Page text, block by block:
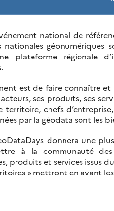
national de
nationales géonumériques
plateforme régionale
est de faire connaître
ses produits, ses
territoire, chefs
par la géodata sont les
donnera une
à la communauté des
produits et services issus
» mettront en avant